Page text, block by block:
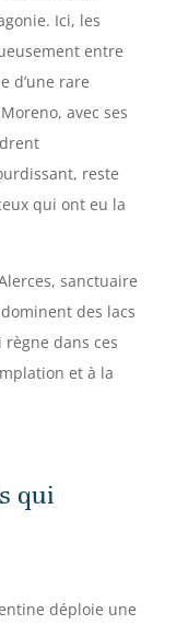
Ici, les
entre
d’une rare
avec ses
reste
qui ont eu la
sanctuaire
des lacs
dans ces
et à la
qui
déploie une